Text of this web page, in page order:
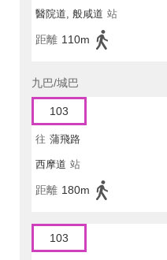
醫院道, 般咸道 站
距離 110m
九巴/城巴
103
往 蒲飛路
西摩道 站
距離 180m
103